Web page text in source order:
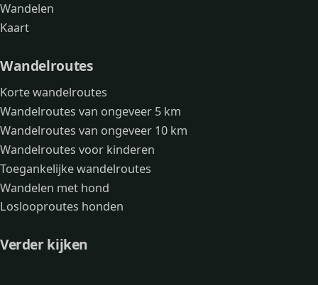
Wandelen
Kaart
Wandelroutes
Korte wandelroutes
Wandelroutes van ongeveer 5 km
Wandelroutes van ongeveer 10 km
Wandelroutes voor kinderen
Toegankelijke wandelroutes
Wandelen met hond
Loslooproutes honden
Verder kijken